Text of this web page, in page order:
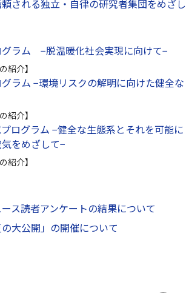
される独立・自律の研究者集団をめざし
ラム −脱温暖化社会実現に向けて−
紹介】
ラム −環境リスクの解明に向けた健全な
紹介】
ログラム −健全な生態系とそれを可能に
をめざして−
紹介】
ス読者アンケートの結果について
大公開」の開催について